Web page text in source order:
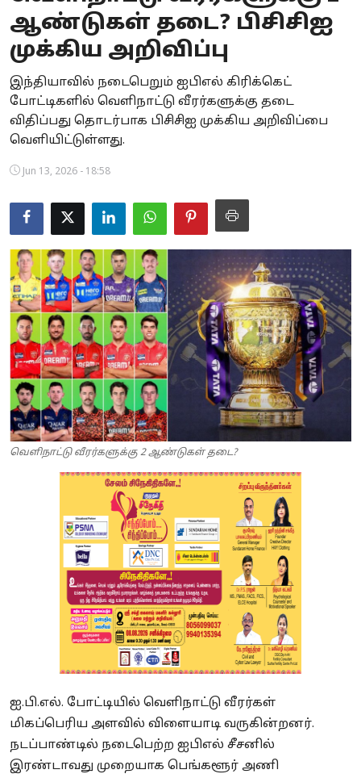
Business
Crime
Tamilnadu
National
World
Astrology
Spirituality
Weather
Politics
ஆண்டுகள் தடை? பிசிசிஐ
முக்கிய அறிவிப்பு
இந்தியாவில் நடைபெறும் ஐபிஎல் கிரிக்கெட்
போட்டிகளில் வெளிநாட்டு வீரர்களுக்கு தடை
விதிப்பது தொடர்பாக பிசிசிஐ முக்கிய அறிவிப்பை
வெளியிட்டுள்ளது.
Jun 13, 2026 - 18:58
வெளிநாட்டு வீரர்களுக்கு 2 ஆண்டுகள் தடை?
ஐ.பி.எல். போட்டியில் வெளிநாட்டு வீரர்கள்
மிகப்பெரிய அளவில் விளையாடி வருகின்றனர்.
நடப்பாண்டில் நடைபெற்ற ஐபிஎல் சீசனில்
இரண்டாவது முறையாக பெங்களூர் அணி